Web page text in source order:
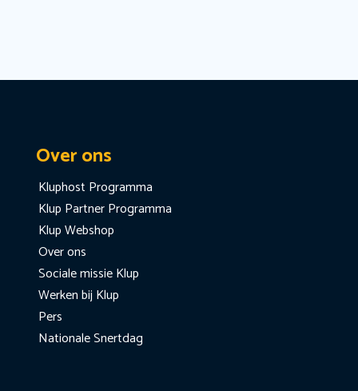
Over ons
Kluphost Programma
Klup Partner Programma
Klup Webshop
Over ons
Sociale missie Klup
Werken bij Klup
Pers
Nationale Snertdag